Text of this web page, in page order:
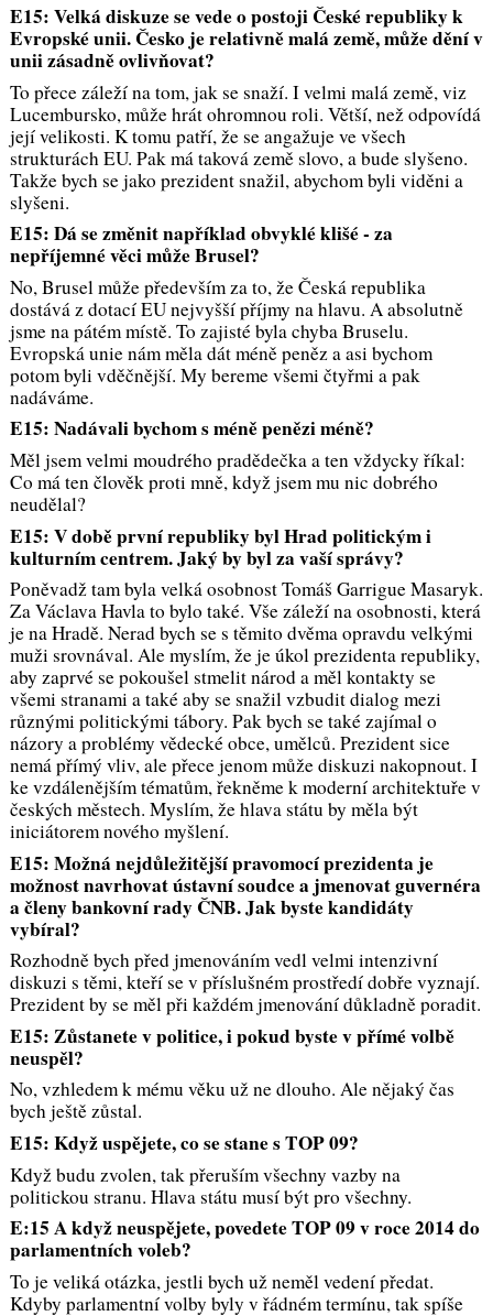
E15: Velká diskuze se vede o postoji České republiky k
Evropské unii. Česko je relativně malá země, může dění v
unii zásadně ovlivňovat?
To přece záleží na tom, jak se snaží. I velmi malá země, viz
Lucembursko, může hrát ohromnou roli. Větší, než odpovídá
její velikosti. K tomu patří, že se angažuje ve všech
strukturách EU. Pak má taková země slovo, a bude slyšeno.
Takže bych se jako prezident snažil, abychom byli viděni a
slyšeni.
E15: Dá se změnit například obvyklé klišé - za
nepříjemné věci může Brusel?
No, Brusel může především za to, že Česká republika
dostává z dotací EU nejvyšší příjmy na hlavu. A absolutně
jsme na pátém místě. To zajisté byla chyba Bruselu.
Evropská unie nám měla dát méně peněz a asi bychom
potom byli vděčnější. My bereme všemi čtyřmi a pak
nadáváme.
E15: Nadávali bychom s méně penězi méně?
Měl jsem velmi moudrého pradědečka a ten vždycky říkal:
Co má ten člověk proti mně, když jsem mu nic dobrého
neudělal?
E15: V době první republiky byl Hrad politickým i
kulturním centrem. Jaký by byl za vaší správy?
Poněvadž tam byla velká osobnost Tomáš Garrigue Masaryk.
Za Václava Havla to bylo také. Vše záleží na osobnosti, která
je na Hradě. Nerad bych se s těmito dvěma opravdu velkými
muži srovnával. Ale myslím, že je úkol prezidenta republiky,
aby zaprvé se pokoušel stmelit národ a měl kontakty se
všemi stranami a také aby se snažil vzbudit dialog mezi
různými politickými tábory. Pak bych se také zajímal o
názory a problémy vědecké obce, umělců. Prezident sice
nemá přímý vliv, ale přece jenom může diskuzi nakopnout. I
ke vzdálenějším tématům, řekněme k moderní architektuře v
českých městech. Myslím, že hlava státu by měla být
iniciátorem nového myšlení.
E15: Možná nejdůležitější pravomocí prezidenta je
možnost navrhovat ústavní soudce a jmenovat guvernéra
a členy bankovní rady ČNB. Jak byste kandidáty
vybíral?
Rozhodně bych před jmenováním vedl velmi intenzivní
diskuzi s těmi, kteří se v příslušném prostředí dobře vyznají.
Prezident by se měl při každém jmenování důkladně poradit.
E15: Zůstanete v politice, i pokud byste v přímé volbě
neuspěl?
No, vzhledem k mému věku už ne dlouho. Ale nějaký čas
bych ještě zůstal.
E15: Když uspějete, co se stane s TOP 09?
Když budu zvolen, tak přeruším všechny vazby na
politickou stranu. Hlava státu musí být pro všechny.
E:15 A když neuspějete, povedete TOP 09 v roce 2014 do
parlamentních voleb?
To je veliká otázka, jestli bych už neměl vedení předat.
Kdyby parlamentní volby byly v řádném termínu, tak spíše